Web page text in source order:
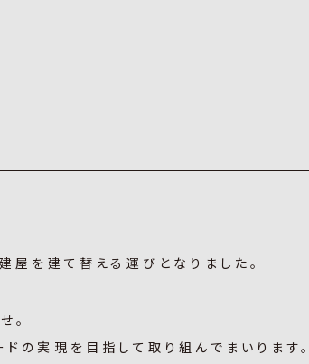
屋を建て替える運びとなりました。
。
の実現を目指して取り組んでまいります。